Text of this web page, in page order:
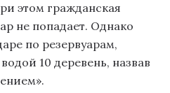
этом гражданская
не попадает. Однако
по резервуарам,
10 деревень, назвав